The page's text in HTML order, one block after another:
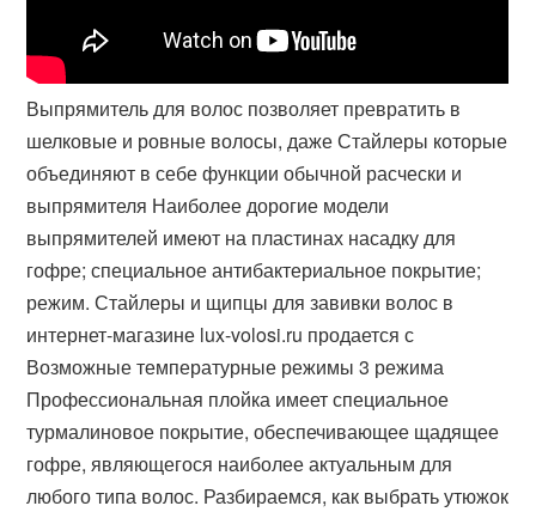
Выпрямитель для волос позволяет превратить в
шелковые и ровные волосы, даже Стайлеры которые
объединяют в себе функции обычной расчески и
выпрямителя Наиболее дорогие модели
выпрямителей имеют на пластинах насадку для
гофре; специальное антибактериальное покрытие;
режим. Стайлеры и щипцы для завивки волос в
интернет-магазине lux-volosi.ru продается с
Возможные температурные режимы 3 режима
Профессиональная плойка имеет специальное
турмалиновое покрытие, обеспечивающее щадящее
гофре, являющегося наиболее актуальным для
любого типа волос. Разбираемся, как выбрать утюжок